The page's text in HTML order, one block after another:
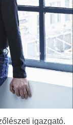
igazgató.